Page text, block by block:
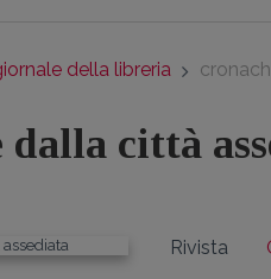
della libreria
dalla città
Rivista